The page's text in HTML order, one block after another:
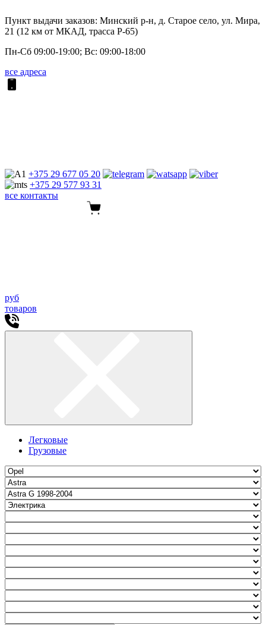
Пункт выдачи заказов: Минский р-н, д. Старое село, ул. Мира,
21 (12 км от МКАД, трасса P-65)
Пн-Сб 09:00-19:00; Вс: 09:00-18:00
все адреса
+375 29 677 05 20
+375 29 577 93 31
все контакты
руб
товаров
Легковые
Грузовые